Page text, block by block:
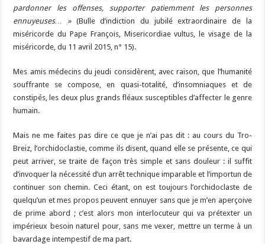
pardonner les offenses, supporter patiemment les personnes
ennuyeuses… »(Bulle d’indiction du jubilé extraordinaire de la
miséricorde du Pape François, Misericordiae vultus, le visage de la
miséricorde, du 11 avril 2015, n° 15).
Mes amis médecins du jeudi considèrent, avec raison, que l’humanité
souffrante se compose, en quasi-totalité, d’insomniaques et de
constipés, les deux plus grands fléaux susceptibles d’affecter le genre
humain.
Mais ne me faites pas dire ce que je n’ai pas dit : au cours du Tro-
Breiz, l’orchidoclastie, comme ils disent, quand elle se présente, ce qui
peut arriver, se traite de façon très simple et sans douleur : il suffit
d’invoquer la nécessité d’un arrêt technique imparable et l’importun de
continuer son chemin. Ceci étant, on est toujours l’orchidoclaste de
quelqu’un et mes propos peuvent ennuyer sans que je m’en aperçoive
de prime abord ; c’est alors mon interlocuteur qui va prétexter un
impérieux besoin naturel pour, sans me vexer, mettre un terme à un
bavardage intempestif de ma part.